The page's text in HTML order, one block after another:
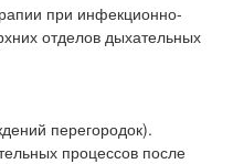
при инфекционно-
отделов дыхательных
перегородок).
процессов после